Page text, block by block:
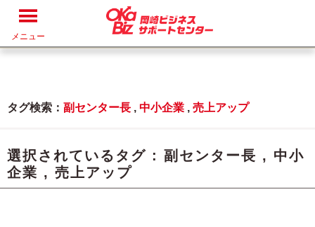
メニュー
タグ検索： 副センター長 , 中小企業 , 売上アップ
選択されているタグ : 副センター長 , 中小
企業 , 売上アップ